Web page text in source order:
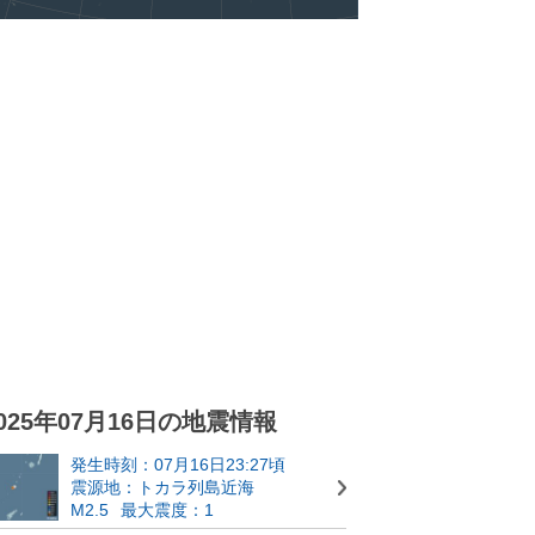
年07月16日の地震情報
発生時刻：07月16日23:27頃
震源地：トカラ列島近海
M2.5
最大震度：1